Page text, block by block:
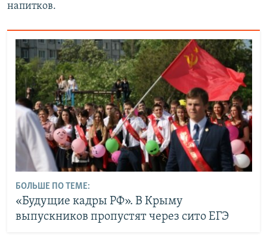
напитков.
БОЛЬШЕ ПО ТЕМЕ:
«Будущие кадры РФ». В Крыму
выпускников пропустят через сито ЕГЭ